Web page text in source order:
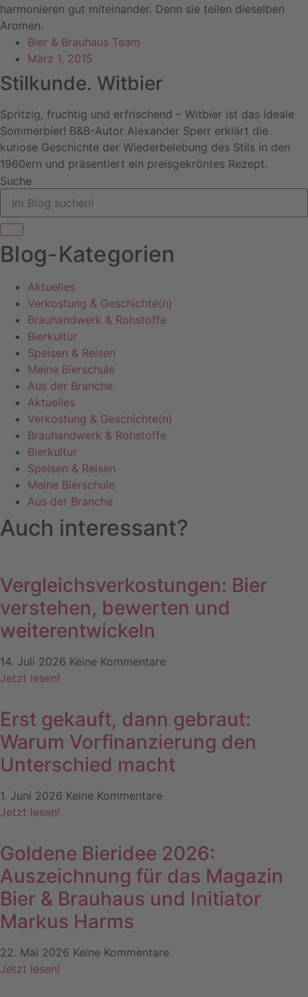
harmonieren gut miteinander. Denn sie teilen dieselben
Aromen.
Bier & Brauhaus Team
März 1, 2015
Stilkunde. Witbier
Spritzig, fruchtig und erfrischend – Witbier ist das ideale
Sommerbier! B&B-Autor Alexander Sperr erklärt die
kuriose Geschichte der Wiederbelebung des Stils in den
1960ern und präsentiert ein preisgekröntes Rezept.
Suche
Blog-Kategorien
Aktuelles
Verkostung & Geschichte(n)
Brauhandwerk & Rohstoffe
Bierkultur
Speisen & Reisen
Meine Bierschule
Aus der Branche
Aktuelles
Verkostung & Geschichte(n)
Brauhandwerk & Rohstoffe
Bierkultur
Speisen & Reisen
Meine Bierschule
Aus der Branche
Auch interessant?
Vergleichsverkostungen: Bier
verstehen, bewerten und
weiterentwickeln
14. Juli 2026 Keine Kommentare
Jetzt lesen!
Erst gekauft, dann gebraut:
Warum Vorfinanzierung den
Unterschied macht
1. Juni 2026 Keine Kommentare
Jetzt lesen!
Goldene Bieridee 2026:
Auszeichnung für das Magazin
Bier & Brauhaus und Initiator
Markus Harms
22. Mai 2026 Keine Kommentare
Jetzt lesen!